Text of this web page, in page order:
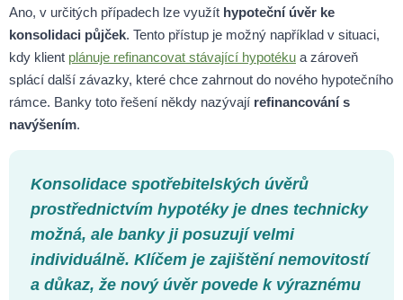
Ano, v určitých případech lze využít hypoteční úvěr ke
konsolidaci půjček. Tento přístup je možný například v situaci,
kdy klient plánuje refinancovat stávající hypotéku a zároveň
splácí další závazky, které chce zahrnout do nového hypotečního
rámce. Banky toto řešení někdy nazývají refinancování s
navýšením.
Konsolidace spotřebitelských úvěrů
prostřednictvím hypotéky je dnes technicky
možná, ale banky ji posuzují velmi
individuálně. Klíčem je zajištění nemovitostí
a důkaz, že nový úvěr povede k výraznému